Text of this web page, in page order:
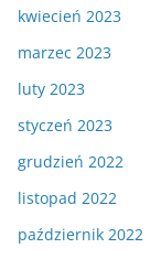
kwiecień 2023
marzec 2023
luty 2023
styczeń 2023
grudzień 2022
listopad 2022
październik 2022